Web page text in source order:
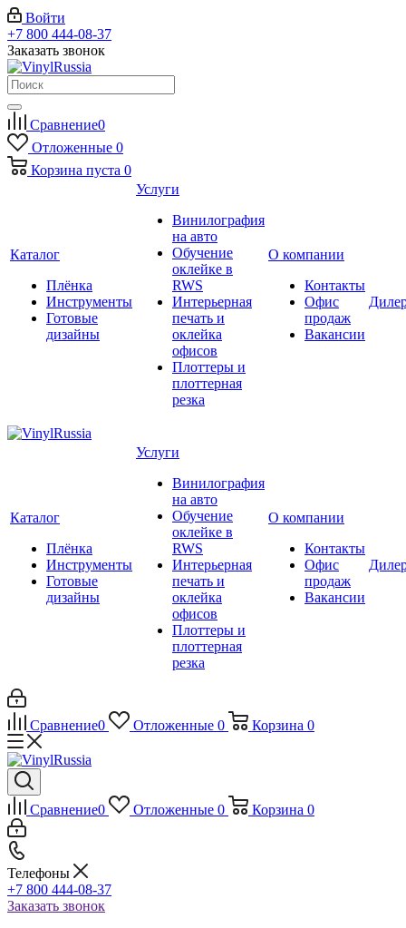
Войти
+7 800 444-08-37
Заказать звонок
Сравнение0
Отложенные 0
Корзина пуста 0
Каталог
Плёнка
Инструменты
Готовые
дизайны
Услуги
Винилография
на авто
Обучение
оклейке в
RWS
Интерьерная
печать и
оклейка
офисов
Плоттеры и
плоттерная
резка
О компании
Контакты
Офис
продаж
Вакансии
Каталог
Плёнка
Инструменты
Готовые
дизайны
Услуги
Винилография
на авто
Обучение
оклейке в
RWS
Интерьерная
печать и
оклейка
офисов
Плоттеры и
плоттерная
резка
О компании
Контакты
Офис
продаж
Вакансии
Сравнение0 Отложенные 0 Корзина 0
Сравнение0 Отложенные 0 Корзина 0
Телефоны
+7 800 444-08-37
Заказать звонок